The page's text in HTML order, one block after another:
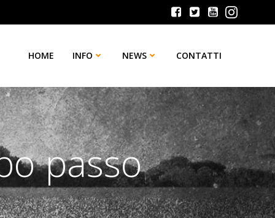
HOME INFO NEWS CONTATTI
passo